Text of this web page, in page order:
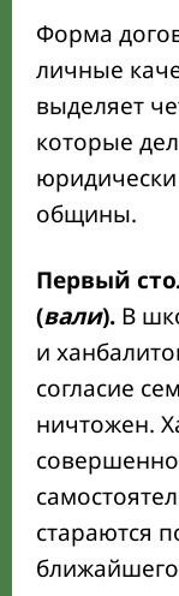
Форма
личные
выделяет
которые
общины.
Первый
(вали). В
и
согласие
ничтожен.
стараются